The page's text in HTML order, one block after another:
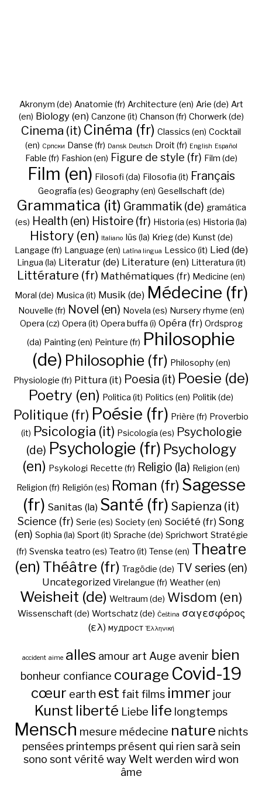
Akronym (de) Anatomie (fr) Architecture (en) Arie (de) Art
(en) Biology (en) Canzone (it) Chanson (fr) Chorwerk (de)
Cinema (it) Cinéma (fr) Classics (en) Cocktail
(en) Cрпски Danse (fr) Dansk Deutsch Droit (fr) English Español
Fable (fr) Fashion (en) Figure de style (fr) Film (de)
Film (en) Filosofi (da) Filosofia (it) Français
Geografía (es) Geography (en) Gesellschaft (de)
Grammatica (it) Grammatik (de) gramática
(es) Health (en) Histoire (fr) Historia (es) Historia (la)
History (en) Italiano Iūs (la) Krieg (de) Kunst (de)
Langage (fr) Language (en) Latīna lingua Lessico (it) Lied (de)
Lingua (la) Literatur (de) Literature (en) Litteratura (it)
Littérature (fr) Mathématiques (fr) Medicine (en)
Moral (de) Musica (it) Musik (de) Médecine (fr)
Nouvelle (fr) Novel (en) Novela (es) Nursery rhyme (en)
Opera (cz) Opera (it) Opera buffa (i) Opéra (fr) Ordsprog
(da) Painting (en) Peinture (fr) Philosophie
(de) Philosophie (fr) Philosophy (en)
Physiologie (fr) Pittura (it) Poesia (it) Poesie (de)
Poetry (en) Politica (it) Politics (en) Politik (de)
Politique (fr) Poésie (fr) Prière (fr) Proverbio
(it) Psicologia (it) Psicología (es) Psychologie
(de) Psychologie (fr) Psychology
(en) Psykologi Recette (fr) Religio (la) Religion (en)
Religion (fr) Religión (es) Roman (fr) Sagesse
(fr) Sanitas (la) Santé (fr) Sapienza (it)
Science (fr) Serie (es) Society (en) Société (fr) Song
(en) Sophia (la) Sport (it) Sprache (de) Sprichwort Stratégie
(fr) Svenska teatro (es) Teatro (it) Tense (en) Theatre
(en) Théâtre (fr) Tragödie (de) TV series (en)
Uncategorized Virelangue (fr) Weather (en)
Weisheit (de) Weltraum (de) Wisdom (en)
Wissenschaft (de) Wortschatz (de) Čeština σαγεσφόρος
(ελ) мудрост Ἑλληνική
accident aime alles amour art Auge avenir bien
bonheur confiance courage Covid-19
cœur earth est fait films immer jour
Kunst liberté Liebe life longtemps
Mensch mesure médecine nature nichts
pensées printemps présent qui rien sarà sein
sono sont vérité way Welt werden wird won
âme